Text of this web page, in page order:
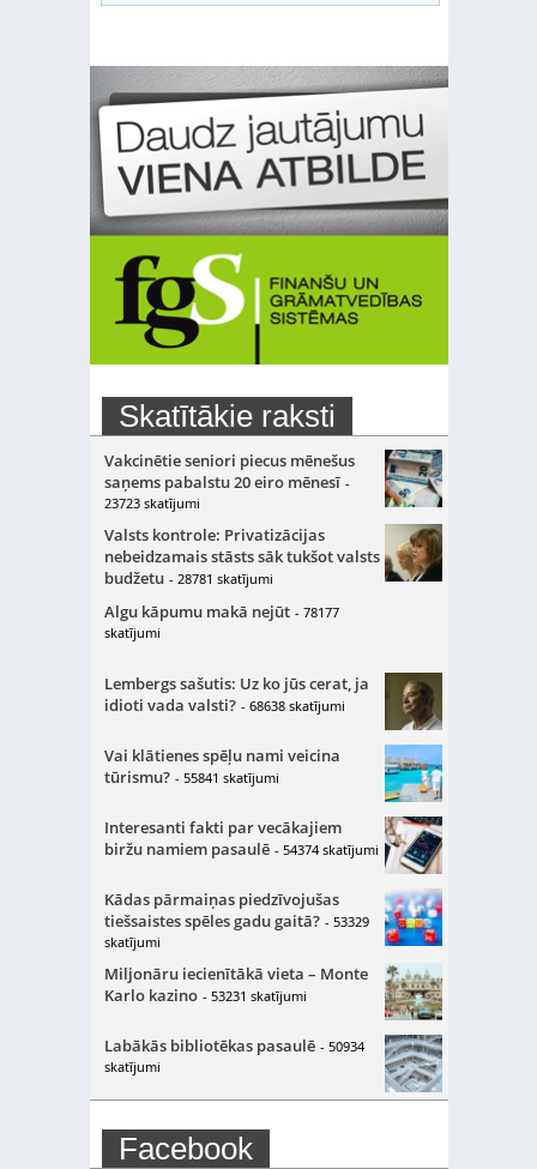
Skatītākie raksti
Vakcinētie seniori piecus mēnešus
saņems pabalstu 20 eiro mēnesī -
23723 skatījumi
Valsts kontrole: Privatizācijas
nebeidzamais stāsts sāk tukšot valsts
budžetu - 28781 skatījumi
Algu kāpumu makā nejūt - 78177
skatījumi
Lembergs sašutis: Uz ko jūs cerat, ja
idioti vada valsti? - 68638 skatījumi
Vai klātienes spēļu nami veicina
tūrismu? - 55841 skatījumi
Interesanti fakti par vecākajiem
biržu namiem pasaulē - 54374 skatījumi
Kādas pārmaiņas piedzīvojušas
tiešsaistes spēles gadu gaitā? - 53329
skatījumi
Miljonāru iecienītākā vieta – Monte
Karlo kazino - 53231 skatījumi
Labākās bibliotēkas pasaulē - 50934
skatījumi
Facebook